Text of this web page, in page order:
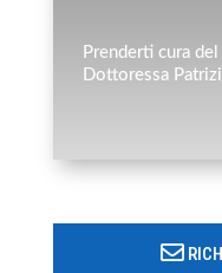
Prenderti cura
Dottoressa